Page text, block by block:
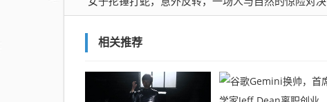
相关推荐